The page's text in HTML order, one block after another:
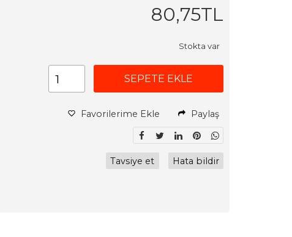
80,75TL
Stokta var
SEPETE EKLE
Favorilerime Ekle Paylaş
Tavsiye et Hata bildir